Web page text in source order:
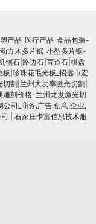
产品_医疗产品_食品包装-
方木多片锯_小型多片锯-
刨石|路边石|盲道石|棋盘
|珍珠花毛光板_招远市宏
割|兰州大功率激光切割|
刻价格-兰州龙发激光切
司_商务,广告,创意,企业,
石家庄卡富信息技术服